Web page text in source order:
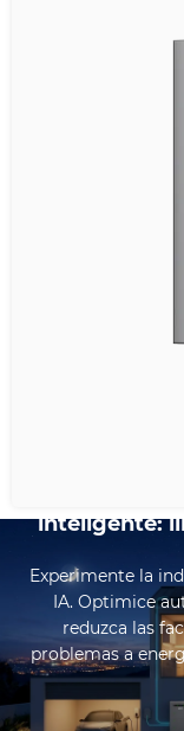
inteligente:
Experimente la
IA. Optimice
reduzca las
problemas a